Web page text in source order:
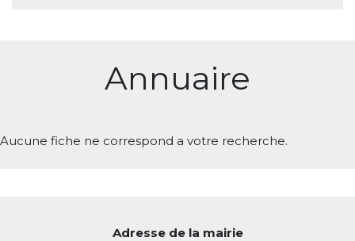
Annuaire
Aucune fiche ne correspond a votre recherche.
Adresse de la mairie